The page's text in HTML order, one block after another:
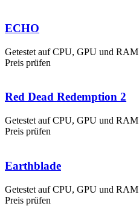
ECHO
Getestet auf CPU, GPU und RAM
Preis prüfen
Red Dead Redemption 2
Getestet auf CPU, GPU und RAM
Preis prüfen
Earthblade
Getestet auf CPU, GPU und RAM
Preis prüfen